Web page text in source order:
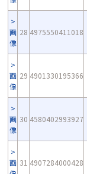
画
像
28 4975550411018
画
像
29 4901330195366
画
像
30 4580402993927
画 31 4907284000428